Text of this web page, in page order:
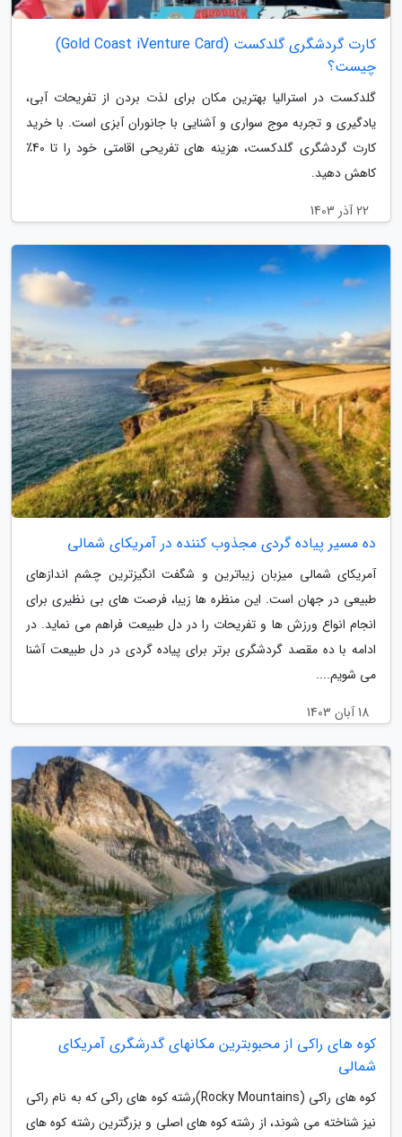
کارت گردشگری گلدکست (Gold Coast iVenture Card)
چیست؟
گلدکست در استرالیا بهترین مکان برای لذت بردن از تفریحات آبی،
یادگیری و تجربه موج سواری و آشنایی با جانوران آبزی است. با خرید
کارت گردشگری گلدکست، هزینه های تفریحی اقامتی خود را تا 40٪
کاهش دهید.
22 آذر 1403
ده مسیر پیاده گردی مجذوب کننده در آمریکای شمالی
آمریکای شمالی میزبان زیباترین و شگفت انگیزترین چشم اندازهای
طبیعی در جهان است. این منظره ها زیبا، فرصت های بی نظیری برای
انجام انواع ورزش ها و تفریحات را در دل طبیعت فراهم می نماید. در
ادامه با ده مقصد گردشگری برتر برای پیاده گردی در دل طبیعت آشنا
می شویم....
18 آبان 1403
کوه های راکی از محبوبترین مکانهای گدرشگری آمریکای
شمالی
کوه های راکی (Rocky Mountains)رشته کوه های راکی که به نام راکی
نیز شناخته می شوند، از رشته کوه های اصلی و بزرگترین رشته کوه های